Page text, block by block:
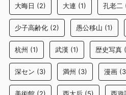
大晦日 (2) 大連 (1) 孔老二
少子高齢化 (2) 愚公移山 (1)
杭州 (1) 武漢 (1) 歴史写真
深セン (3) 満州 (3) 漫画
美術館 (2) 西太后 (5) 西遊